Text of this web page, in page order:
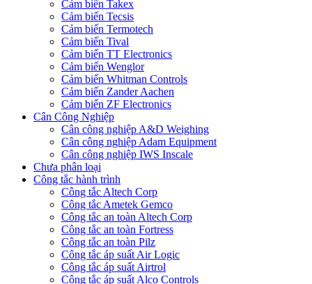
Cảm biến Takex
Cảm biến Tecsis
Cảm biến Termotech
Cảm biến Tival
Cảm biến TT Electronics
Cảm biến Wenglor
Cảm biến Whitman Controls
Cảm biến Zander Aachen
Cảm biến ZF Electronics
Cân Công Nghiệp
Cân công nghiệp A&D Weighing
Cân công nghiệp Adam Equipment
Cân công nghiệp IWS Inscale
Chưa phân loại
Công tắc hành trình
Công tắc Altech Corp
Công tắc Ametek Gemco
Công tắc an toàn Altech Corp
Công tắc an toàn Fortress
Công tắc an toàn Pilz
Công tắc áp suất Air Logic
Công tắc áp suất Airtrol
Công tắc áp suất Alco Controls